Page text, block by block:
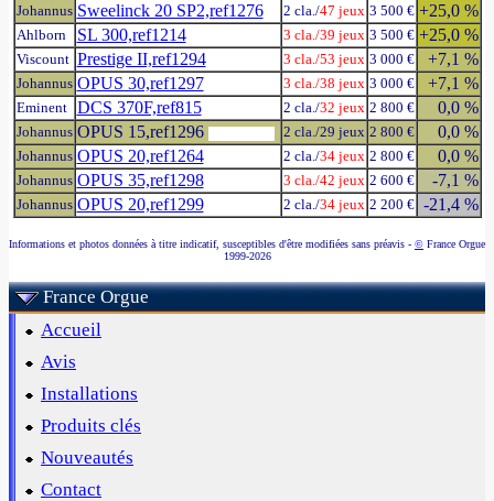
Johannus Sweelinck 20 SP2,ref1276 2 cla./47 jeux 3 500 € +25,0 %
Ahlborn SL 300,ref1214 3 cla./39 jeux 3 500 € +25,0 %
Viscount Prestige II,ref1294 3 cla./53 jeux 3 000 € +7,1 %
Johannus OPUS 30,ref1297 3 cla./38 jeux 3 000 € +7,1 %
Eminent DCS 370F,ref815 2 cla./32 jeux 2 800 € 0,0 %
Johannus OPUS 15,ref1296 2 cla./29 jeux 2 800 € 0,0 %
Johannus OPUS 20,ref1264 2 cla./34 jeux 2 800 € 0,0 %
Johannus OPUS 35,ref1298 3 cla./42 jeux 2 600 € -7,1 %
Johannus OPUS 20,ref1299 2 cla./34 jeux 2 200 € -21,4 %
Informations et photos données à titre indicatif, susceptibles d'être modifiées sans préavis - © France Orgue
1999-2026
France Orgue
Accueil
Avis
Installations
Produits clés
Nouveautés
Contact